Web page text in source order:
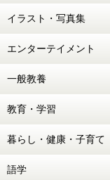
イラスト・写真集
エンターテイメント
一般教養
教育・学習
暮らし・健康・子育て
語学